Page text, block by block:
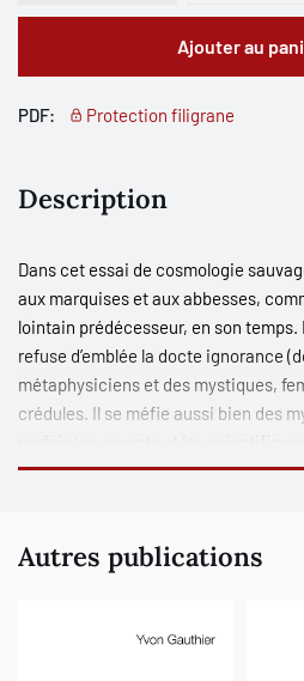
Ajouter au
PDF: Protection filigrane
Description
Dans cet essai de cosmologie
aux marquises et aux abbesses,
lointain prédécesseur, en son
refuse d’emblée la docte ignorance (
métaphysiciens et des mystiques,
crédules. Il se méfie aussi bien des
fabulations des auteurs de science-
elle pas limitée par un horizon,
prend alors la relève de la mythologie
primitive d’une mer originelle. Cette
Autres publications